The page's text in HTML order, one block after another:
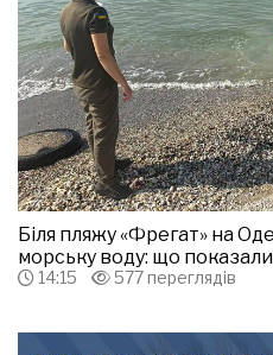
Біля пляжу «Фрегат» на
морську воду: що
14:15 577 переглядів